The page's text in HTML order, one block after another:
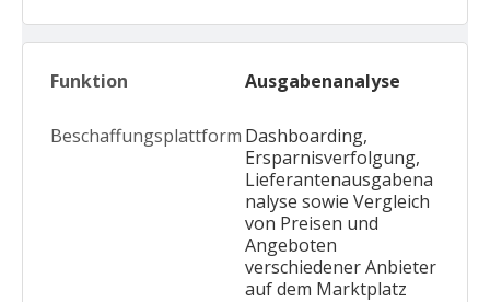
Ausgabenanalyse
Dashboarding,
Ersparnisverfolgung,
Lieferantenausgabena
nalyse sowie Vergleich
von Preisen und
Angeboten
verschiedener Anbieter
auf dem Marktplatz